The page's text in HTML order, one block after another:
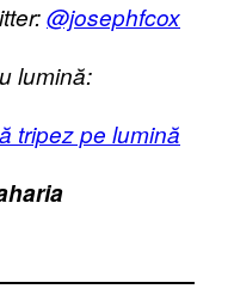
@josephfcox
lumină:
tripez pe lumină